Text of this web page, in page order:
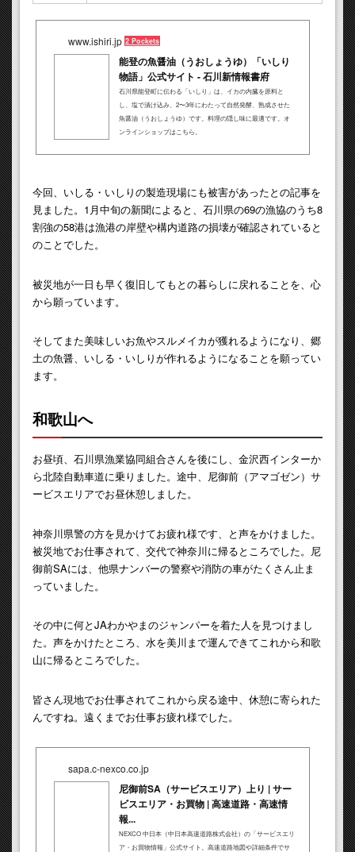
www.ishiri.jp 2 Pockets
能登の魚醤油（うおしょうゆ）「いしり
物語」公式サイト - 石川新情報書府
石川県能登町に伝わる「いしり」は、イカの内臓を原料と
し、塩で漬け込み、2〜3年にわたって自然発酵、熟成させた
魚醤油（うおしょうゆ）です。料理の隠し味に最適です。オ
ンラインショップはこちら。
今回、いしる・いしりの製造現場にも被害があったとの記事を
見ました。1月中旬の新聞によると、石川県の69の漁協のうち8
割強の58港は漁港の岸壁や構内道路の損壊が確認されていると
のことでした。
被災地が一日も早く復旧してもとの暮らしに戻れることを、心
から願っています。
そしてまた美味しいお魚やスルメイカが獲れるようになり、郷
土の魚醤、いしる・いしりが作れるようになることを願ってい
ます。
和歌山へ
お昼頃、石川県漁業協同組合さんを後にし、金沢西インターか
ら北陸自動車道に乗りました。途中、尼御前（アマゴゼン）サ
ービスエリアでお昼休憩しました。
神奈川県警の方を見かけてお疲れ様です、と声をかけました。
被災地でお仕事されて、交代で神奈川に帰るところでした。尼
御前SAには、他県ナンバーの警察や消防の車がたくさん止ま
っていました。
その中に何とJAわかやまのジャンパーを着た人を見つけまし
た。声をかけたところ、水を美川まで運んできてこれから和歌
山に帰るところでした。
皆さん現地でお仕事されてこれから戻る途中、休憩に寄られた
んですね。遠くまでお仕事お疲れ様でした。
sapa.c-nexco.co.jp
尼御前SA（サービスエリア）上り | サー
ビスエリア・お買物 | 高速道路・高速情
報...
NEXCO 中日本（中日本高速道路株式会社）の「サービスエリ
ア・お買物情報」公式サイト。高速道路地図や詳細条件でサ